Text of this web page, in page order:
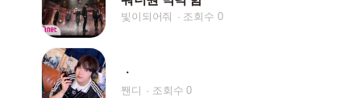
빛이되어줘 조회수 0
ㆍ
짼디 조회수 0